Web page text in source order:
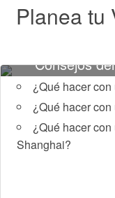
Planea tu
Consejos
¿Qué hacer
¿Qué hacer
¿Qué hacer
Shanghai?